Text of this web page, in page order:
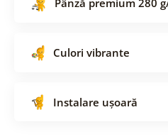
Culori vibrante
Instalare ușoară